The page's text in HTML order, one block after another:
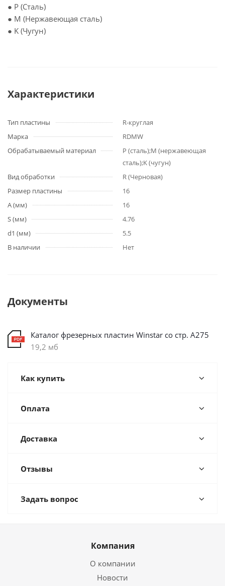
● P (Сталь)
● M (Нержавеющая сталь)
● K (Чугун)
Характеристики
Тип пластины
R-круглая
Марка
RDMW
Обрабатываемый материал
P (сталь);M (нержавеющая
сталь);K (чугун)
Вид обработки
R (Черновая)
Размер пластины
16
A (мм)
16
S (мм)
4.76
d1 (мм)
5.5
В наличии
Нет
Документы
Каталог фрезерных пластин Winstar со стр. А275
19,2 мб
Как купить
Оплата
Доставка
Отзывы
Задать вопрос
Компания
О компании
Новости